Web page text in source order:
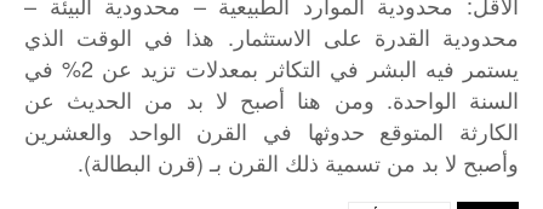
الأقل
محدودية الموارد الطبيعية محدودية البيئة
محدودية القدرة على الاستثمار . هذا في الوقت
الذي
يستمر
فيه البشر في التكاثر بمعدلات تزيد عن
في
السنة
الواحدة. ومن هنا أصبح لا بد من الحديث
عن
الكارثة
المتوقع حدوثها في القرن الواحد
والعشرين
وأصبح لا بد من تسمية ذلك القرن بـ (قرن البطالة).